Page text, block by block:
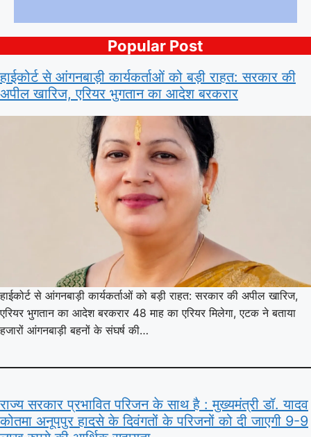
Popular Post
हाईकोर्ट से आंगनबाड़ी कार्यकर्ताओं को बड़ी राहत: सरकार की
अपील खारिज, एरियर भुगतान का आदेश बरकरार
हाईकोर्ट से आंगनबाड़ी कार्यकर्ताओं को बड़ी राहत: सरकार की अपील खारिज,
एरियर भुगतान का आदेश बरकरार 48 माह का एरियर मिलेगा, एटक ने बताया
हजारों आंगनबाड़ी बहनों के संघर्ष की…
राज्य सरकार प्रभावित परिजन के साथ है : मुख्यमंत्री डॉ. यादव
कोतमा अनूपपुर हादसे के दिवंगतों के परिजनों को दी जाएगी 9-9